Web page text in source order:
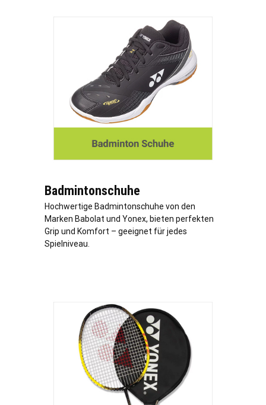
Badmintonschuhe
Hochwertige Badmintonschuhe von den
Marken Babolat und Yonex, bieten perfekten
Grip und Komfort – geeignet für jedes
Spielniveau.